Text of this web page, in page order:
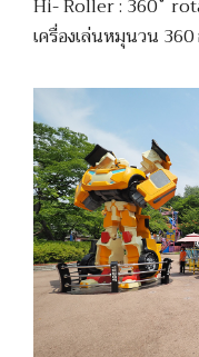
Hi- Roller : 360˚
เครื่องเล่นหมุนวน 360